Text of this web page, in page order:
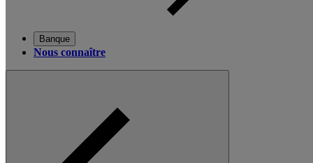
Banque
Nous connaître